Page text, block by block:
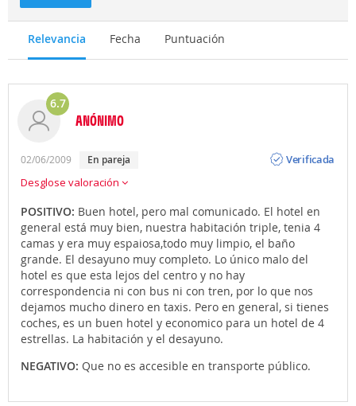
Relevancia Fecha Puntuación
6.7
ANÓNIMO
02/06/2009 en pareja
Verificada
Desglose valoración
POSITIVO: Buen hotel, pero mal comunicado. El hotel en
general está muy bien, nuestra habitación triple, tenia 4
camas y era muy espaiosa,todo muy limpio, el baño
grande. El desayuno muy completo. Lo único malo del
hotel es que esta lejos del centro y no hay
correspondencia ni con bus ni con tren, por lo que nos
dejamos mucho dinero en taxis. Pero en general, si tienes
coches, es un buen hotel y economico para un hotel de 4
estrellas. La habitación y el desayuno.
NEGATIVO: Que no es accesible en transporte público.